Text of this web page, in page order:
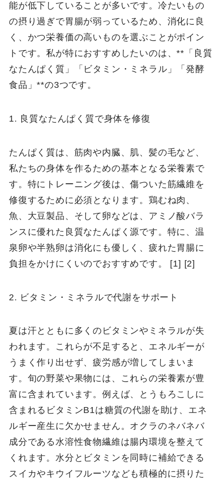
能が低下していることが多いです。冷たいもの
の摂り過ぎで胃腸が弱っているため、消化に良
く、かつ栄養価の高いものを選ぶことがポイン
トです。私が特におすすめしたいのは、**「良質
なたんぱく質」「ビタミン・ミネラル」「発酵
食品」**の3つです。
1. 良質なたんぱく質で身体を修復
たんぱく質は、筋肉や内臓、肌、髪の毛など、
私たちの身体を作るための基本となる栄養素で
す。特にトレーニング後は、傷ついた筋繊維を
修復するために必須となります。鶏むね肉、
魚、大豆製品、そして卵などは、アミノ酸バラ
ンスに優れた良質なたんぱく源です。特に、温
泉卵や半熟卵は消化にも優しく、疲れた胃腸に
負担をかけにくいのでおすすめです。 [1] [2]
2. ビタミン・ミネラルで代謝をサポート
夏は汗とともに多くのビタミンやミネラルが失
われます。これらが不足すると、エネルギーが
うまく作り出せず、疲労感が増してしまいま
す。旬の野菜や果物には、これらの栄養素が豊
富に含まれています。例えば、とうもろこしに
含まれるビタミンB1は糖質の代謝を助け、エネ
ルギー産生に欠かせません。オクラのネバネバ
成分である水溶性食物繊維は腸内環境を整えて
くれます。水分とビタミンを同時に補給できる
スイカやキウイフルーツなども積極的に摂りた